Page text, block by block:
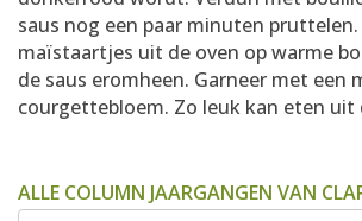
saus nog een paar minuten
maïstaartjes uit de oven op warme
de saus eromheen. Garneer met een
courgettebloem. Zo leuk kan eten
ALLE COLUMN JAARGANGEN VAN